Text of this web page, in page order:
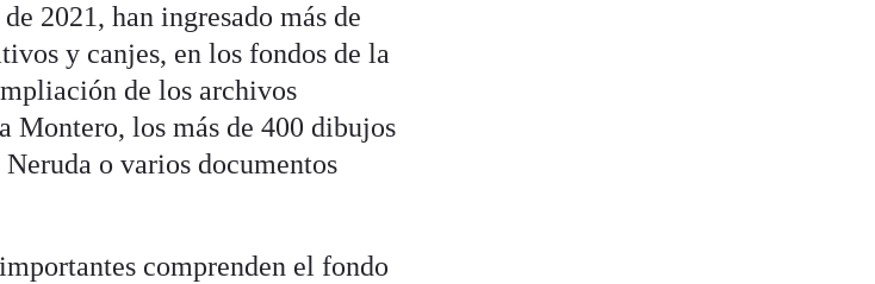
2021, han ingresado más de
y canjes, en los fondos de la
de los archivos
Montero, los más de 400 dibujos
o varios documentos
comprenden el fondo